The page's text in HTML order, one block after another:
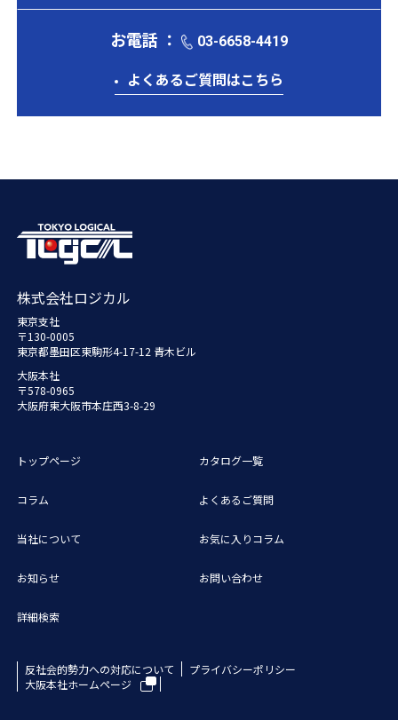
お電話 ： 03-6658-4419
よくあるご質問はこちら
株式会社ロジカル
東京支社
〒130-0005
東京都墨田区東駒形4-17-12 青木ビル
大阪本社
〒578-0965
大阪府東大阪市本庄西3-8-29
トップページ
コラム
当社について
お知らせ
詳細検索
カタログ一覧
よくあるご質問
お気に入りコラム
お問い合わせ
反社会的勢力への対応について
プライバシーポリシー
大阪本社ホームページ